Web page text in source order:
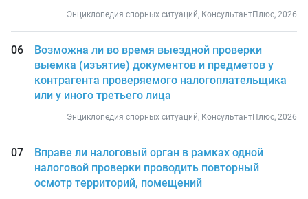
Энциклопедия спорных ситуаций, КонсультантПлюс, 2026
Возможна ли во время выездной проверки
выемка (изъятие) документов и предметов у
контрагента проверяемого налогоплательщика
или у иного третьего лица
Энциклопедия спорных ситуаций, КонсультантПлюс, 2026
Вправе ли налоговый орган в рамках одной
налоговой проверки проводить повторный
осмотр территорий, помещений